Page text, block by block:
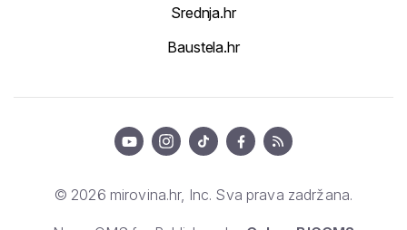
© 2026 mirovina.hr, Inc. Sva prava zadržana.
News CMS for Publishers by Cubes BIGCMS